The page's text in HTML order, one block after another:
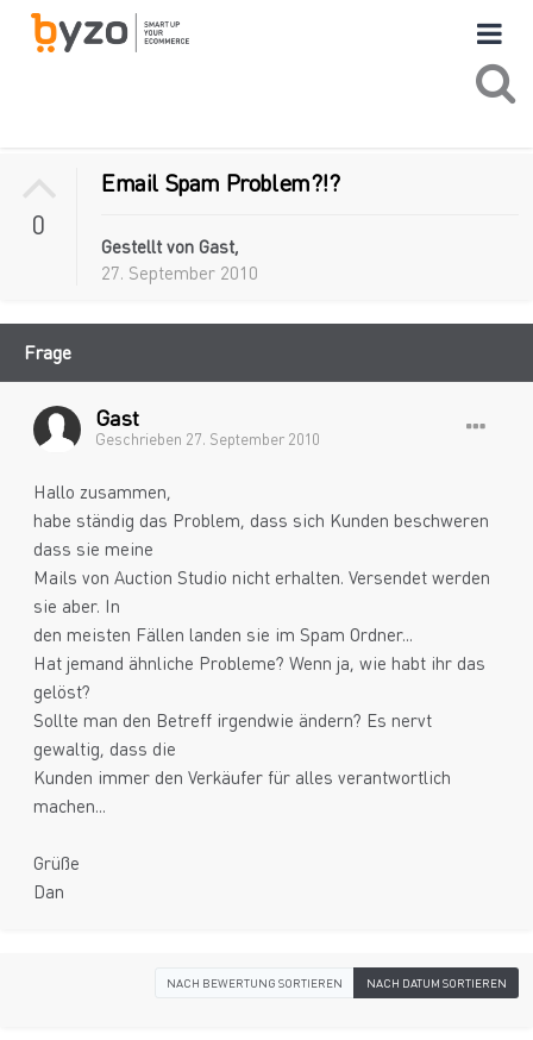
0
Email Spam Problem?!?
Gestellt von Gast,
27. September 2010
Frage
Gast
Geschrieben 27. September 2010
Hallo zusammen,
habe ständig das Problem, dass sich Kunden beschweren
dass sie meine
Mails von Auction Studio nicht erhalten. Versendet werden
sie aber. In
den meisten Fällen landen sie im Spam Ordner...
Hat jemand ähnliche Probleme? Wenn ja, wie habt ihr das
gelöst?
Sollte man den Betreff irgendwie ändern? Es nervt
gewaltig, dass die
Kunden immer den Verkäufer für alles verantwortlich
machen...
Grüße
Dan
NACH BEWERTUNG SORTIEREN NACH DATUM SORTIEREN